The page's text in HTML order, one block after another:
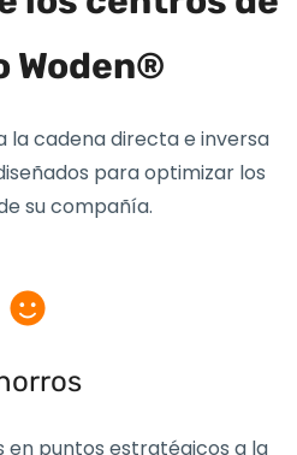
Woden®
la cadena directa e inversa
para optimizar los
su compañía.
en puntos estratégicos a la